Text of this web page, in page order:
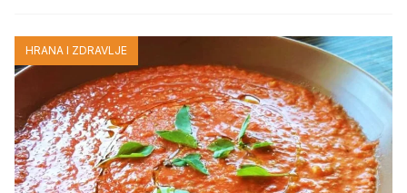
HRANA I ZDRAVLJE